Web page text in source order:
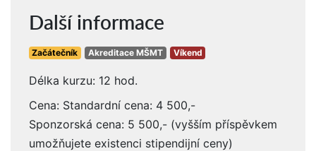
Další informace
Začátečník Akreditace MŠMT Víkend
Délka kurzu: 12 hod.
Cena: Standardní cena: 4 500,-
Sponzorská cena: 5 500,- (vyšším příspěvkem
umožňujete existenci stipendijní ceny)